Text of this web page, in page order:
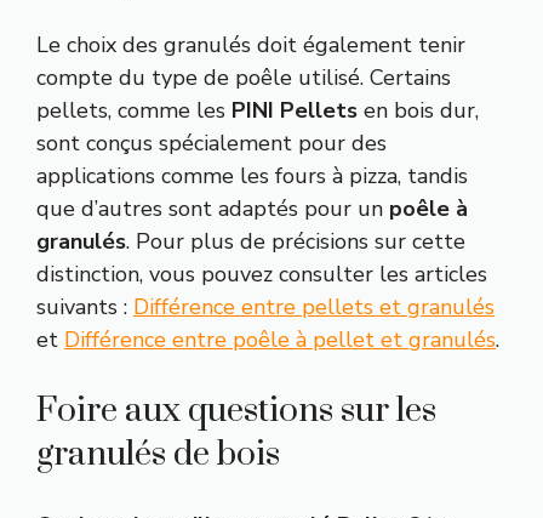
Le choix des granulés doit également tenir
compte du type de poêle utilisé. Certains
pellets, comme les PINI Pellets en bois dur,
sont conçus spécialement pour des
applications comme les fours à pizza, tandis
que d’autres sont adaptés pour un poêle à
granulés. Pour plus de précisions sur cette
distinction, vous pouvez consulter les articles
suivants : Différence entre pellets et granulés
et Différence entre poêle à pellet et granulés.
Foire aux questions sur les
granulés de bois